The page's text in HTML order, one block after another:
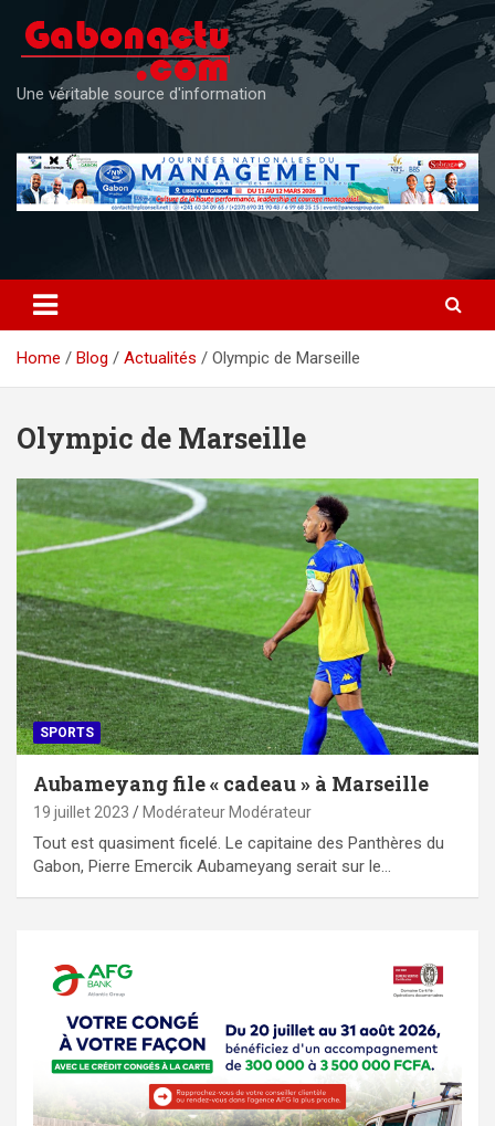
content
Une véritable source d'information
Home Blog Actualités Olympic de Marseille
Olympic de Marseille
SPORTS
Aubameyang file « cadeau » à Marseille
19 juillet 2023 Modérateur Modérateur
Tout est quasiment ficelé. Le capitaine des Panthères du
Gabon, Pierre Emercik Aubameyang serait sur le…